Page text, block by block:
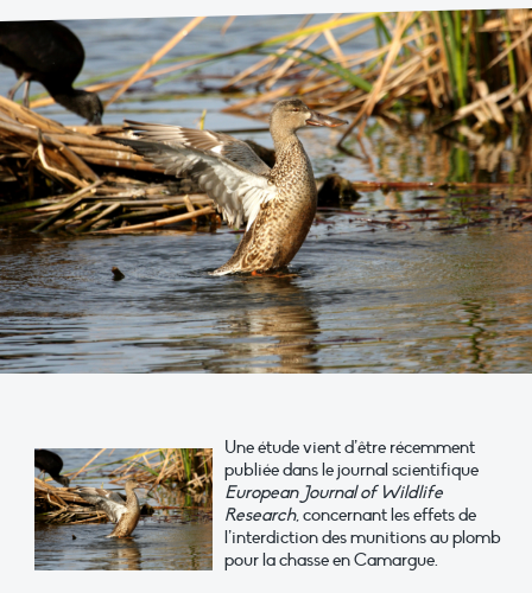
Une étude vient d’être récemment
publiée dans le journal scientifique
European Journal of Wildlife
Research, concernant les effets de
l’interdiction des munitions au plomb
pour la chasse en Camargue.